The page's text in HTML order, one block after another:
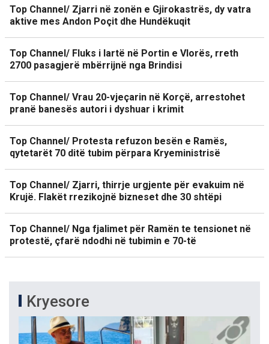
Top Channel/ Zjarri në zonën e Gjirokastrës, dy vatra
aktive mes Andon Poçit dhe Hundëkuqit
Top Channel/ Fluks i lartë në Portin e Vlorës, rreth
2700 pasagjerë mbërrijnë nga Brindisi
Top Channel/ Vrau 20-vjeçarin në Korçë, arrestohet
pranë banesës autori i dyshuar i krimit
Top Channel/ Protesta refuzon besën e Ramës,
qytetarët 70 ditë tubim përpara Kryeministrisë
Top Channel/ Zjarri, thirrje urgjente për evakuim në
Krujë. Flakët rrezikojnë bizneset dhe 30 shtëpi
Top Channel/ Nga fjalimet për Ramën te tensionet në
protestë, çfarë ndodhi në tubimin e 70-të
Kryesore